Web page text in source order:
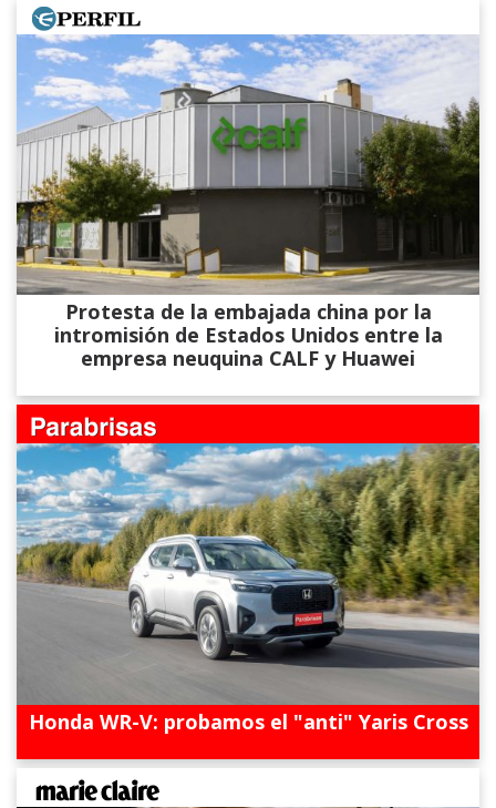
Protesta de la embajada china por la
intromisión de Estados Unidos entre la
empresa neuquina CALF y Huawei
Honda WR-V: probamos el "anti" Yaris Cross